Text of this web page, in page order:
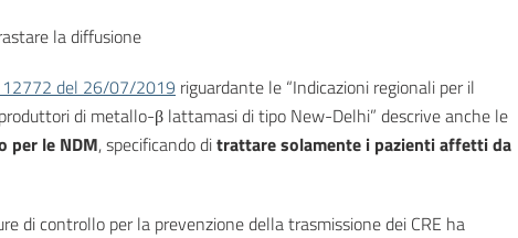
la diffusione
12772 del 26/07/2019 riguardante le “Indicazioni regionali per il
di metallo-β lattamasi di tipo New-Delhi” descrive anche le
per le NDM, specificando ditrattare solamente i pazienti affetti da
di controllo per la prevenzione della trasmissione dei CRE ha